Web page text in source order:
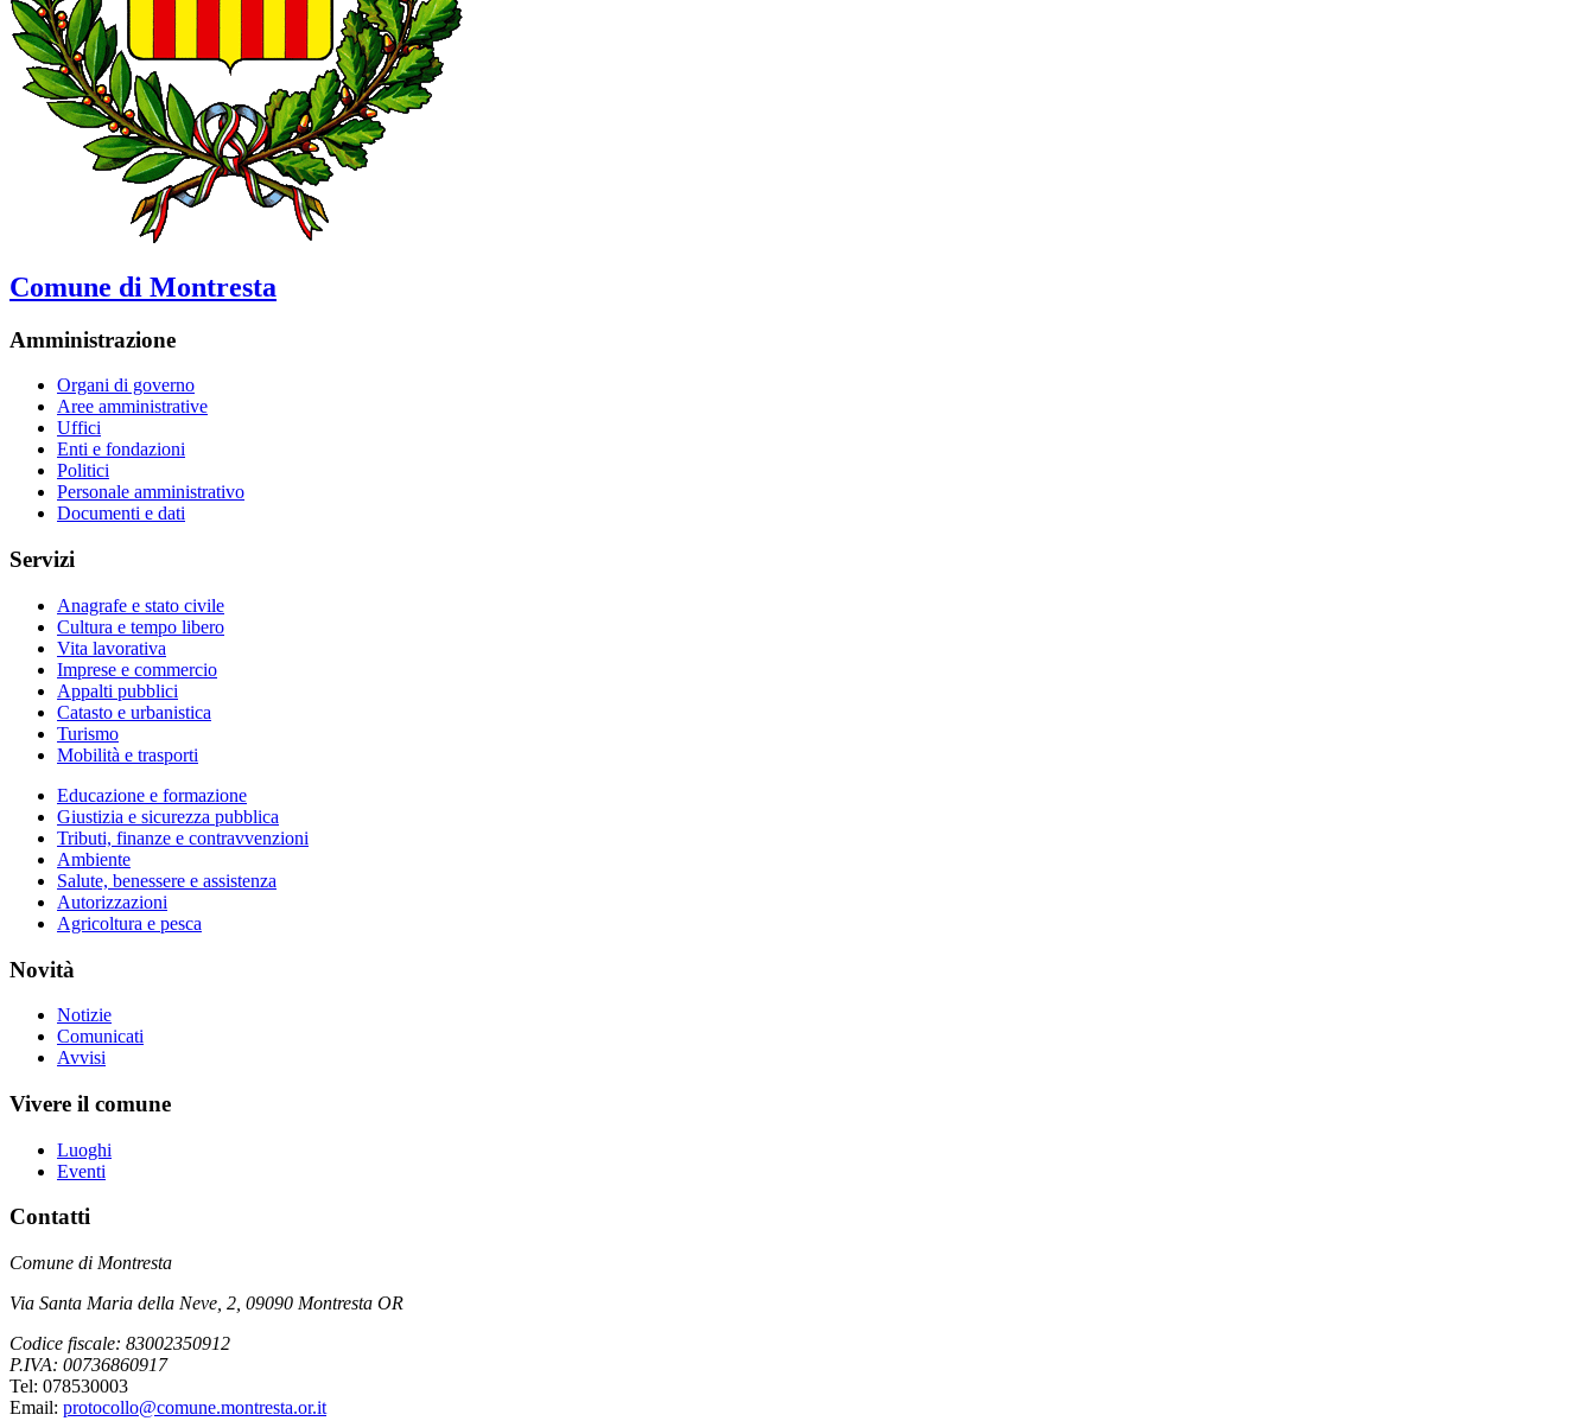
Comune di Montresta
Amministrazione
Organi di governo
Aree amministrative
Uffici
Enti e fondazioni
Politici
Personale amministrativo
Documenti e dati
Servizi
Anagrafe e stato civile
Cultura e tempo libero
Vita lavorativa
Imprese e commercio
Appalti pubblici
Catasto e urbanistica
Turismo
Mobilità e trasporti
Educazione e formazione
Giustizia e sicurezza pubblica
Tributi, finanze e contravvenzioni
Ambiente
Salute, benessere e assistenza
Autorizzazioni
Agricoltura e pesca
Novità
Notizie
Comunicati
Avvisi
Vivere il comune
Luoghi
Eventi
Contatti
Comune di Montresta
Via Santa Maria della Neve, 2, 09090 Montresta OR
Codice fiscale: 83002350912
P.IVA: 00736860917
Tel: 078530003
Email: protocollo@comune.montresta.or.it